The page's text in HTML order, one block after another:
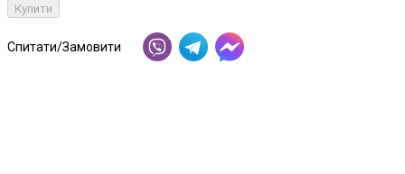
Купити
Спитати/Замовити